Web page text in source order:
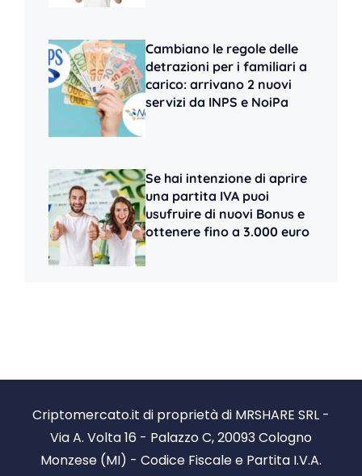
Cambiano le regole delle
detrazioni per i familiari a
carico: arrivano 2 nuovi
servizi da INPS e NoiPa
Se hai intenzione di aprire
una partita IVA puoi
usufruire di nuovi Bonus e
ottenere fino a 3.000 euro
Criptomercato.it di proprietà di MRSHARE SRL -
Via A. Volta 16 - Palazzo C, 20093 Cologno
Monzese (MI) - Codice Fiscale e Partita I.V.A.